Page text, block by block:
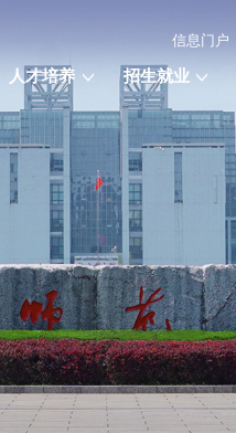
信息门户
人才培养 招生就业